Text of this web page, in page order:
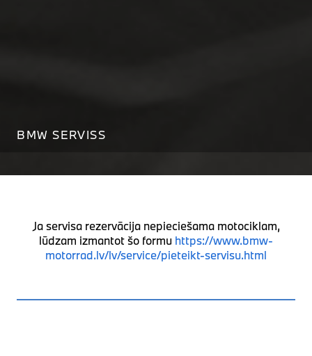
BMW SERVISS
Ja servisa rezervācija nepieciešama motociklam,
lūdzam izmantot šo formu https://www.bmw-
motorrad.lv/lv/service/pieteikt-servisu.html